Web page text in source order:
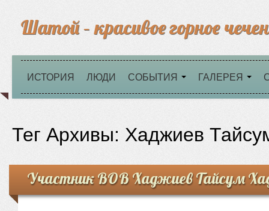
Шатой – красивое горное
ИСТОРИЯ ЛЮДИ СОБЫТИЯ ГАЛЕРЕЯ
Тег Архивы: Хаджиев
Участник ВОВ Хаджиев Тайсум